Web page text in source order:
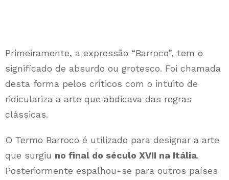
Primeiramente, a expressão “Barroco”, tem o
significado de absurdo ou grotesco. Foi chamada
desta forma pelos críticos com o intuito de
ridiculariza a arte que abdicava das regras
clássicas.
O Termo Barroco é utilizado para designar a arte
que surgiu no final do século XVII na Itália.
Posteriormente espalhou-se para outros países